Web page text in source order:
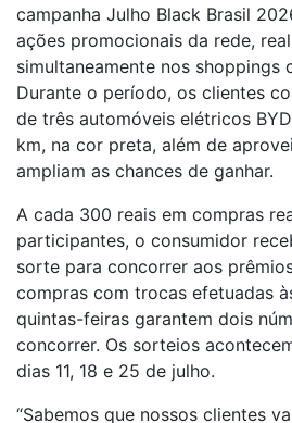
campanha Julho Black Brasil
ações promocionais da rede,
simultaneamente nos shoppings
Durante o período, os clientes
de três automóveis elétricos
km, na cor preta, além de
ampliam as chances de ganhar.
A cada 300 reais em compras
participantes, o consumidor
sorte para concorrer aos
compras com trocas efetuadas
quintas-feiras garantem dois
concorrer. Os sorteios
dias 11, 18 e 25 de julho.
“Sabemos que nossos clientes